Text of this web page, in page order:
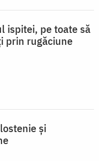
ispitei, pe toate să
prin rugăciune
și